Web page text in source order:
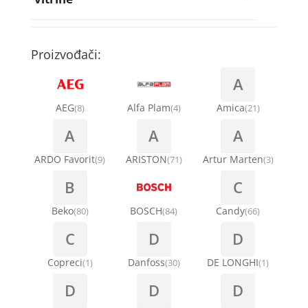
Ručice za vrata za veš mašinu
Šarke za veš mašine
Stakla i okviri vrata za veš mašinu
Termostati i hidrostati za veš mašine
Točkići za sudo mašine
Kompresori za klima uređaje
Kondenz creva
Nosači za klimu
Ostali materijal za montažu klima uređaja
Proizvođači:
AEG(8) Alfa Plam(4)
A
Amica(21)
A
ARDO Favorit(9)
A
ARISTON(71)
A
Artur Marten(3)
B
Beko(80) BOSCH(84)
C
Candy(66)
C
Copreci(1)
D
Danfoss(30)
D
DE LONGHI(1)
D D D